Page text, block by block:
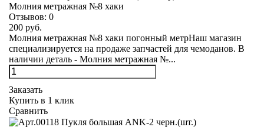
Молния метражная №8 хаки
Отзывов: 0
200 руб.
Молния метражная №8 хаки погонный метрНаш магазин
специализируется на продаже запчастей для чемоданов. В
наличии деталь - Молния метражная №...
Заказать
Купить в 1 клик
Сравнить